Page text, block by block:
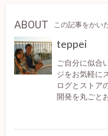
ABOUT この記事をかい
teppei
ご自分に似合
ジをお気軽
ログとストア
開発を丸ごと